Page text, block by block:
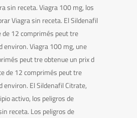
sin receta. Viagra 100 mg, los
Viagra sin receta. El Sildenafil
de 12 comprimés peut tre
environ. Viagra 100 mg, une
peut tre obtenue un prix d
de 12 comprimés peut tre
environ. El Sildenafil Citrate,
activo, los peligros de
receta. Los peligros de